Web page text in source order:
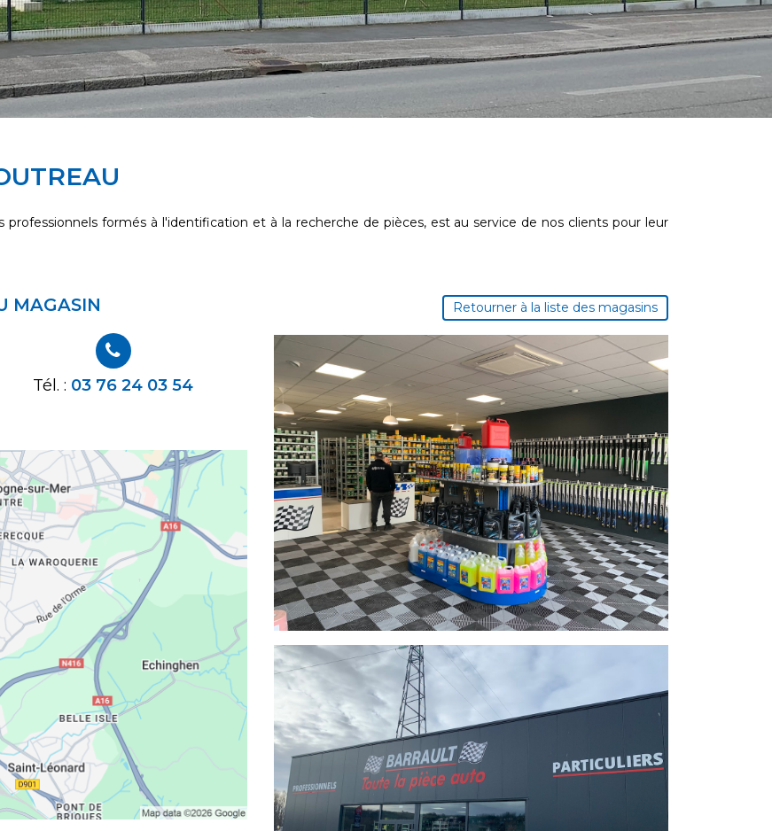
professionnels formés à l'identification et à la recherche de pièces, est au service de nos clients pour leur
MAGASIN
Tél. : 03 76 24 03 54
Retourner à la liste des magasins